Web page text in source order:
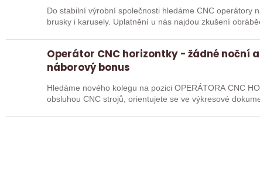
Do stabilní výrobní společnosti hledáme CNC operátory
brusky i karusely. Uplatnění u nás najdou zkušení
Operátor CNC horizontky - žádné noční a
náborový bonus
Hledáme nového kolegu na pozici OPERÁTORA CNC
obsluhou CNC strojů, orientujete se ve výkresové